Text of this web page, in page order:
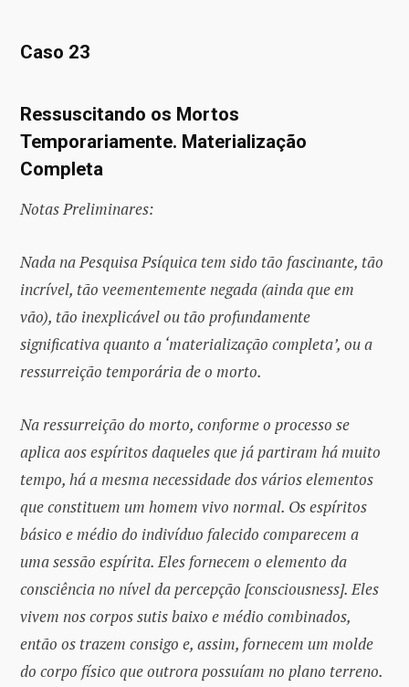
Caso 23
Ressuscitando os Mortos
Temporariamente. Materialização
Completa
Notas Preliminares:
Nada na Pesquisa Psíquica tem sido tão fascinante, tão
incrível, tão veementemente negada (ainda que em
vão), tão inexplicável ou tão profundamente
significativa quanto a ‘materialização completa’, ou a
ressurreição temporária de o morto.
Na ressurreição do morto, conforme o processo se
aplica aos espíritos daqueles que já partiram há muito
tempo, há a mesma necessidade dos vários elementos
que constituem um homem vivo normal. Os espíritos
básico e médio do indivíduo falecido comparecem a
uma sessão espírita. Eles fornecem o elemento da
consciência no nível da percepção [consciousness]. Eles
vivem nos corpos sutis baixo e médio combinados,
então os trazem consigo e, assim, fornecem um molde
do corpo físico que outrora possuíam no plano terreno.